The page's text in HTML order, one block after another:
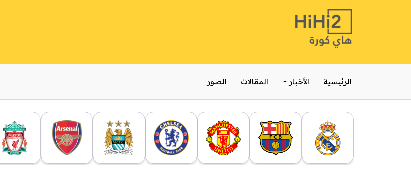
الرئيسية الأخبار المقالات الصور